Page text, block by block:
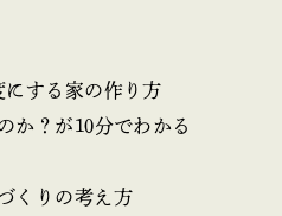
にする家の作り方
か？が10分でわかる
くりの考え方